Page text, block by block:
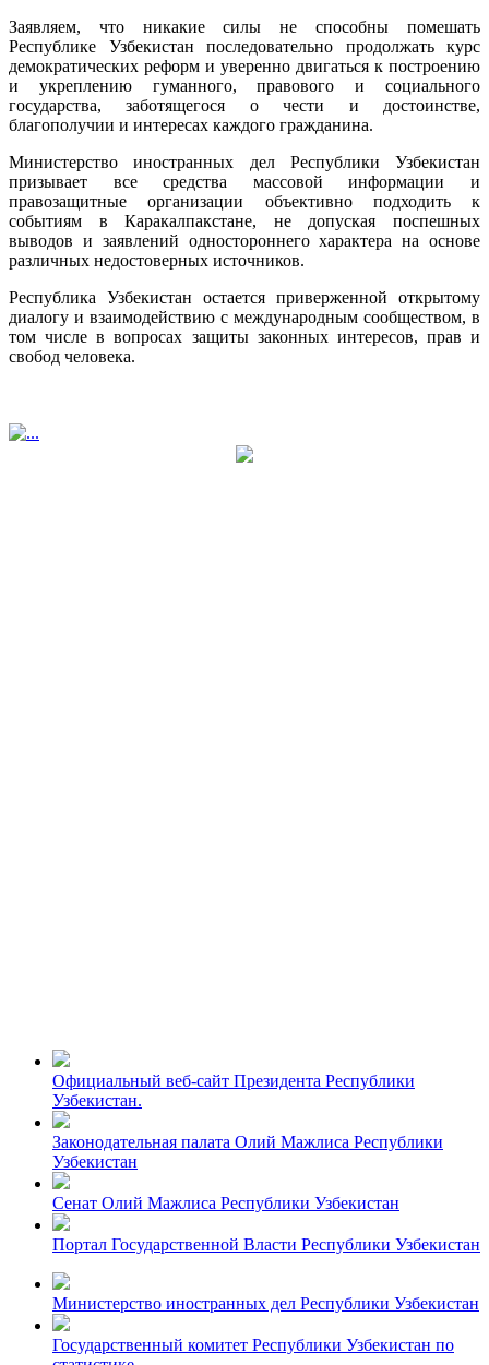
Заявляем, что никакие силы не способны помешать
Республике Узбекистан последовательно продолжать курс
демократических реформ и уверенно двигаться к построению
и укреплению гуманного, правового и социального
государства, заботящегося о чести и достоинстве,
благополучии и интересах каждого гражданина.
Министерство иностранных дел Республики Узбекистан
призывает все средства массовой информации и
правозащитные организации объективно подходить к
событиям в Каракалпакстане, не допуская поспешных
выводов и заявлений одностороннего характера на основе
различных недостоверных источников.
Республика Узбекистан остается приверженной открытому
диалогу и взаимодействию с международным сообществом, в
том числе в вопросах защиты законных интересов, прав и
свобод человека.
Официальный веб-сайт Президента Республики
Узбекистан.
Законодательная палата Олий Мажлиса Республики
Узбекистан
Сенат Олий Мажлиса Республики Узбекистан
Портал Государственной Власти Республики Узбекистан
Министерство иностранных дел Республики Узбекистан
Государственный комитет Республики Узбекистан по